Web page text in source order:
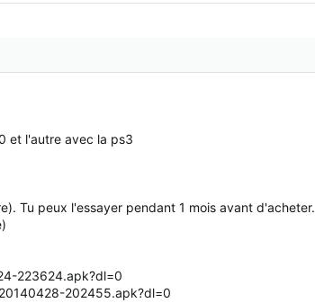
et l'autre avec la ps3
Tu peux l'essayer pendant 1 mois avant d'acheter.
223624.apk?dl=0
202455.apk?dl=0